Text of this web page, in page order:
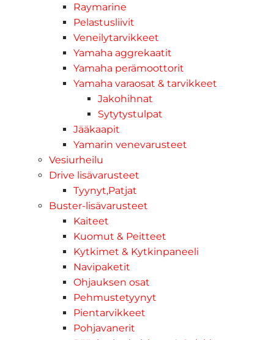
Raymarine
Pelastusliivit
Veneilytarvikkeet
Yamaha aggrekaatit
Yamaha perämoottorit
Yamaha varaosat & tarvikkeet
Jakohihnat
Sytytystulpat
Jääkaapit
Yamarin venevarusteet
Vesiurheilu
Drive lisävarusteet
Tyynyt,Patjat
Buster-lisävarusteet
Kaiteet
Kuomut & Peitteet
Kytkimet & Kytkinpaneeli
Navipaketit
Ohjauksen osat
Pehmustetyynyt
Pientarvikkeet
Pohjavanerit